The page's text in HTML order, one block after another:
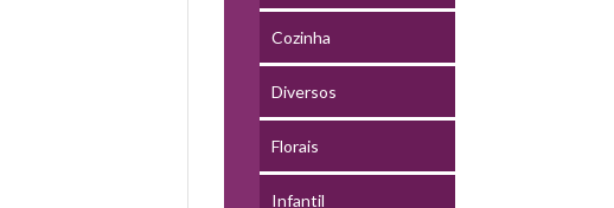
Cozinha
Diversos
Florais
Infantil